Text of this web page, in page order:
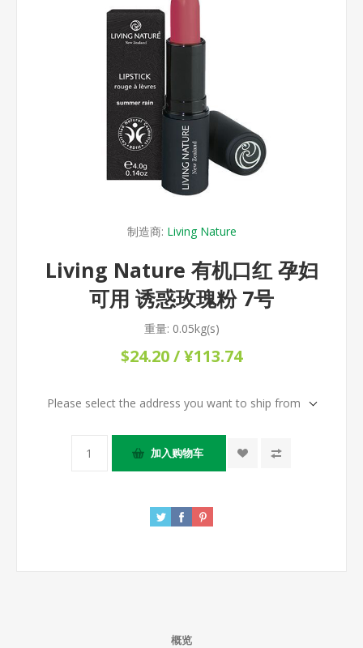
制造商: Living Nature
Living Nature 有机口红 孕妇
可用 诱惑玫瑰粉 7号
重量: 0.05kg(s)
$24.20 / ¥113.74
Please select the address you want to ship from
概览